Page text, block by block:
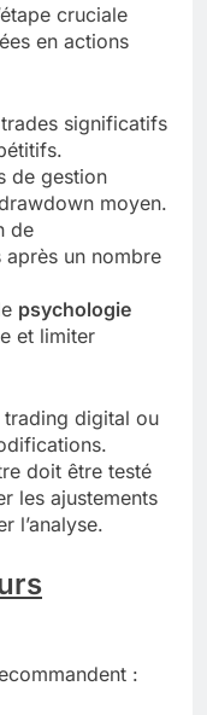
cruciale
en actions
significatifs
de gestion
moyen.
de
un nombre
psychologie
et limiter
trading digital ou
doit être testé
les ajustements
l’analyse.
: